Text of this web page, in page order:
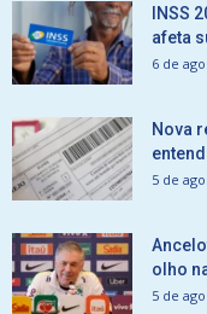
INSS
afeta
6 de
Nova
5 de
olho
5 de